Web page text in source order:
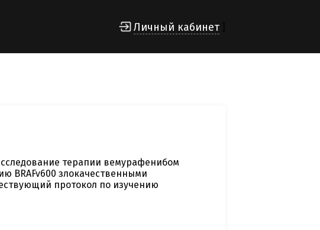
Личный кабинет
терапии вемурафенибом
BRAFv600 злокачественными
протокол по изучению